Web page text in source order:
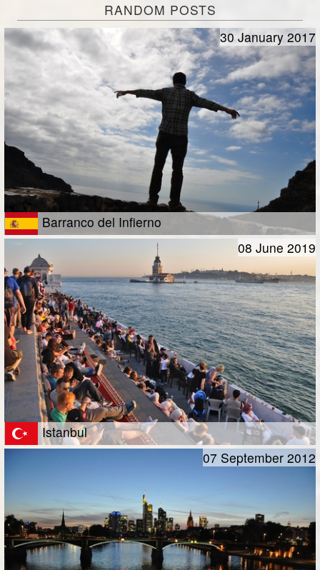
RANDOM POSTS
Barranco del Infierno
30 January 2017
Istanbul
08 June 2019
07 September 2012